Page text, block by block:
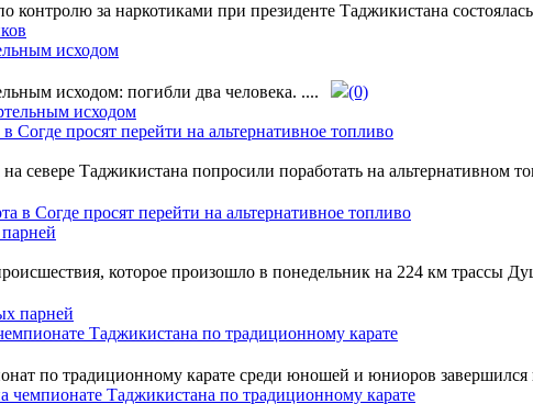
контролю за наркотиками при президенте Таджикистана
исходом
исходом: погибли два человека. ....
(0)
Согде просят перейти на альтернативное топливо
севере Таджикистана попросили поработать на альтернативном
которое произошло в понедельник на 224 км
Таджикистана по традиционному карате
по традиционному карате среди юношей и юниоров